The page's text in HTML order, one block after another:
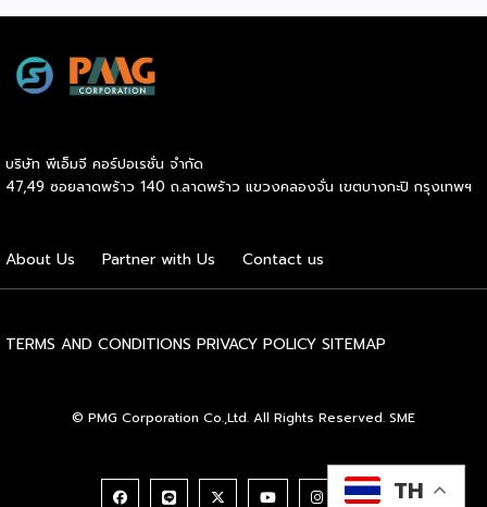
ทางธุรกิจอย่างใกล้ชิดตลอดระยะเวลาสัญญา คอยให้คำแนะนำ
และร่วมแก้ปัญหาต่างๆ ทำให้ผู้ลงทุนมั่นใจได้ว่าจะไม่ได้เดินอยู่บน
เส้นทางธุรกิจเพียงลำพัง เหตุผลประการที่สี่คือ โอกาสเติบโต
ให้คำปรึกษาด้านการบริหารการเงิน การประมาณการรายรับ-ราย
จ่าย ตลอดจนการจัดการสต๊อกสินค้าอย่างเป็นระบบ ช่วยให้ระบบ
การเงินของร้านมีสภาพคล่องที่ดี เพิ่มโอกาสในการคืนทุนได้เร็ว
ในแวดวงธุรกิจต่อไปได้ไม่ยาก และเหตุผลประการสุดท้ายคือ
การเข้าถึงแหล่งเงินทุนได้ง่ายกว่าธุรกิจทั่วไป สถาบันการเงินส่วน
ใหญ่ให้ความไว้วางใจและอนุมัติสินเชื่อแก่ผู้ขอซื้อแฟรนไชส์ที่เป็น
DAAT ชี้ว่าผู้เชี่ยวชาญแนะนำให้ธุรกิจจัดสรรงบประมาณราว 30%
ไว้สำหรับการสร้างแบรนด์ (Brand Building) ในระยะยาว แทนที่
Top of Mind ของผู้บริโภคจะเป็นฝ่ายได้เปรียบเมื่อสถานการณ์
กลับมาคึกคักอีกครั้ง นี่คือจุดที่เครื่องมือการตลาดเข้ามามี
Optimization ด้วย AI แต่ต้องย้ำว่าเครื่องมือทำหน้าที่ “รับใช้
กลยุทธ์” […]
บริษัท พีเอ็มจี คอร์ปอเรชั่น จำกัด
47,49 ซอยลาดพร้าว 140 ถ.ลาดพร้าว แขวงคลองจั่น เขตบางกะปิ กรุงเทพฯ
About Us Partner with Us Contact us
TERMS AND CONDITIONS PRIVACY POLICY SITEMAP
© PMG Corporation Co.,Ltd. All Rights Reserved. SME
TH